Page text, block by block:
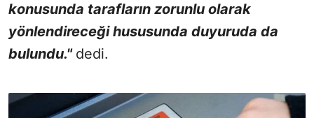
konusunda tarafların zorunlu olarak
yönlendireceği hususunda duyuruda da
bulundu." dedi.